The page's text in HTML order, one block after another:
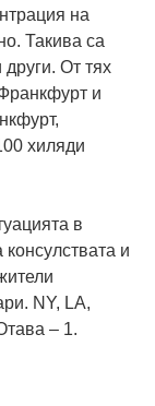
на
Такива са
От тях
и
хиляди
в
и
NY, LA,
– 1.